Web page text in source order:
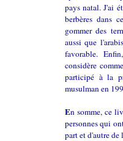
pays natal. J'ai
berbères dans
gommer des
aussi que
favorable.
considère
participé à la
musulman en
En somme, ce
personnes qui
part et d'autre de